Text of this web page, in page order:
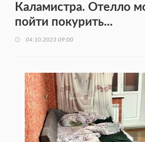
Каламистра. Отелло
пойти покурить...
04.10.2023 09:00